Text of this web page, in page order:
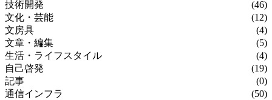
技術開発
(46)
文化・芸能
(12)
文房具
(4)
文章・編集
(5)
生活・ライフスタイル
(4)
自己啓発
(19)
記事
(0)
通信インフラ
(50)